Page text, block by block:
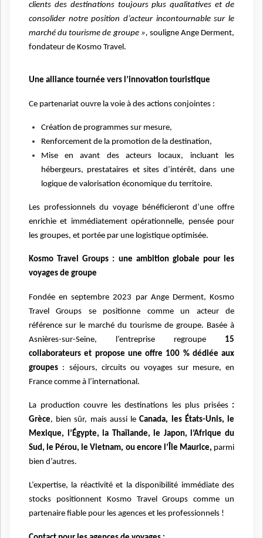
clients des destinations toujours plus qualitatives et de
consolider notre position d’acteur incontournable sur le
marché du tourisme de groupe », souligne Ange Derment,
fondateur de Kosmo Travel.
Une alliance tournée vers l’innovation touristique
Ce partenariat ouvre la voie à des actions conjointes :
Création de programmes sur mesure,
Renforcement de la promotion de la destination,
Mise en avant des acteurs locaux, incluant les
hébergeurs, prestataires et sites d’intérêt, dans une
logique de valorisation économique du territoire.
Les professionnels du voyage bénéficieront d’une offre
enrichie et immédiatement opérationnelle, pensée pour
les groupes, et portée par une logistique optimisée.
Kosmo Travel Groups : une ambition globale pour les
voyages de groupe
Fondée en septembre 2023 par Ange Derment, Kosmo
Travel Groups se positionne comme un acteur de
référence sur le marché du tourisme de groupe. Basée à
Asnières-sur-Seine, l’entreprise regroupe 15
collaborateurs et propose une offre 100 % dédiée aux
groupes : séjours, circuits ou voyages sur mesure, en
France comme à l’international.
La production couvre les destinations les plus prisées :
Grèce, bien sûr, mais aussi leCanada, les États-Unis, le
Mexique, l’Égypte, la Thaïlande, le Japon, l’Afrique du
Sud, le Pérou, le Vietnam, ou encore l’Île Maurice, parmi
bien d’autres.
L’expertise, la réactivité et la disponibilité immédiate des
stocks positionnent Kosmo Travel Groups comme un
partenaire fiable pour les agences et les professionnels !